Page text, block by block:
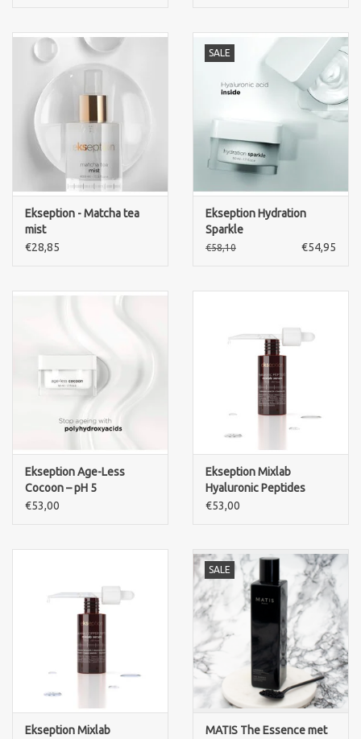
Ekseption - Matcha tea
mist
€28,85
SALE
Ekseption Hydration
Sparkle
€58,10 €54,95
Ekseption Age-Less
Cocoon – pH 5
€53,00
Ekseption Mixlab
Hyaluronic Peptides
Serum 75 ml
€53,00
Ekseption Mixlab
SALE
MATIS The Essence met